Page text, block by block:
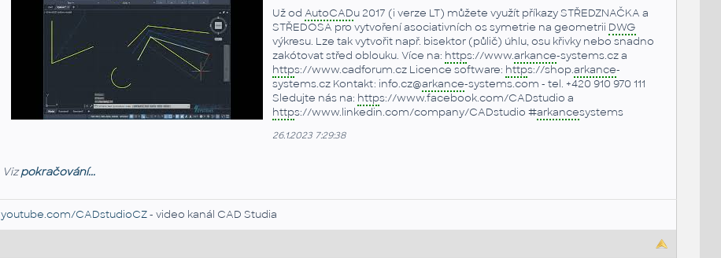
Už od AutoCADu 2017 (i verze LT) můžete využít příkazy STŘEDZNAČKA a
STŘEDOSA pro vytvoření asociativních os symetrie na geometrii DWG
výkresu. Lze tak vytvořit např. bisektor (půlič) úhlu, osu křivky nebo snadno
zakótovat střed oblouku. Více na: https://www.arkance-systems.cz a
https://www.cadforum.cz Licence software: https://shop.arkance-
systems.cz Kontakt: info.cz@arkance-systems.com - tel. +420 910 970 111
Sledujte nás na: https://www.facebook.com/CADstudio a
https://www.linkedin.com/company/CADstudio #arkancesystems
26.1.2023 7:29:38
Vizpokračování...
youtube.com/CADstudioCZ- video kanál CAD Studia